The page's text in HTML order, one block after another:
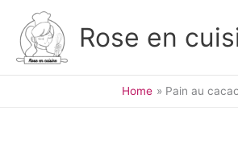
content
Rose en
Home Pain au